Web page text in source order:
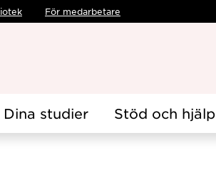
För medarbetare
Dina studier Stöd och hjälp